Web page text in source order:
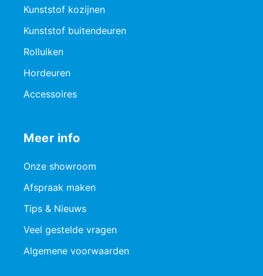
Kunststof kozijnen
Kunststof buitendeuren
Rolluiken
Hordeuren
Accessoires
Meer info
Onze showroom
Afspraak maken
Tips & Nieuws
Veel gestelde vragen
Algemene voorwaarden